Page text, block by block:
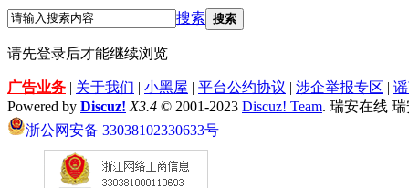
搜索 搜索
请先登录后才能继续浏览
广告业务 | 关于我们 | 小黑屋 | 平台公约协议 | 涉企举报专区 |
Powered by Discuz! X3.4 © 2001-2023 Discuz! Team. 瑞安在线
浙公网安备 33038102330633号